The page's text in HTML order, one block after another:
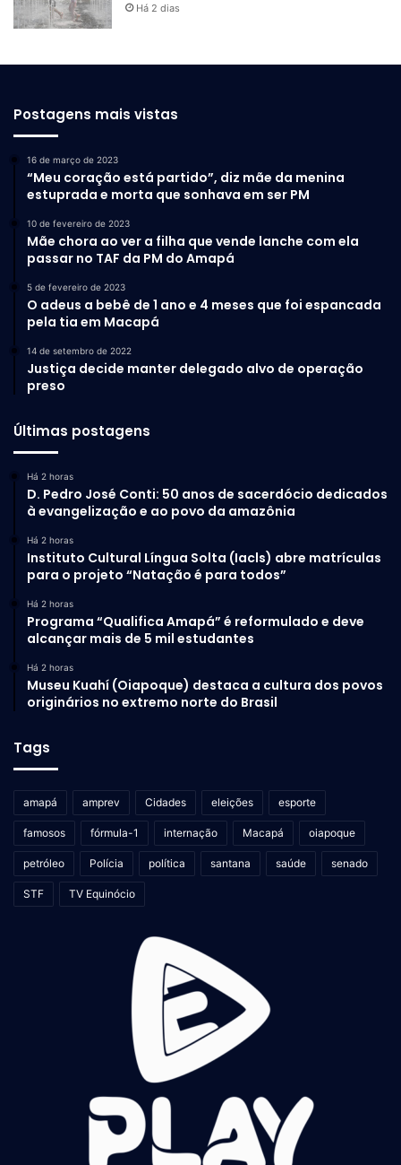
Há 2 dias
Postagens mais vistas
16 de março de 2023
“Meu coração está partido”, diz mãe da menina
estuprada e morta que sonhava em ser PM
10 de fevereiro de 2023
Mãe chora ao ver a filha que vende lanche com ela
passar no TAF da PM do Amapá
5 de fevereiro de 2023
O adeus a bebê de 1 ano e 4 meses que foi espancada
pela tia em Macapá
14 de setembro de 2022
Justiça decide manter delegado alvo de operação
preso
Últimas postagens
Há 2 horas
D. Pedro José Conti: 50 anos de sacerdócio dedicados
à evangelização e ao povo da amazônia
Há 2 horas
Instituto Cultural Língua Solta (Iacls) abre matrículas
para o projeto “Natação é para todos”
Há 2 horas
Programa “Qualifica Amapá” é reformulado e deve
alcançar mais de 5 mil estudantes
Há 2 horas
Museu Kuahí (Oiapoque) destaca a cultura dos povos
originários no extremo norte do Brasil
Tags
amapá amprev Cidades eleições esporte
famosos fórmula-1 internação Macapá oiapoque
petróleo Polícia política santana saúde senado
STF TV Equinócio